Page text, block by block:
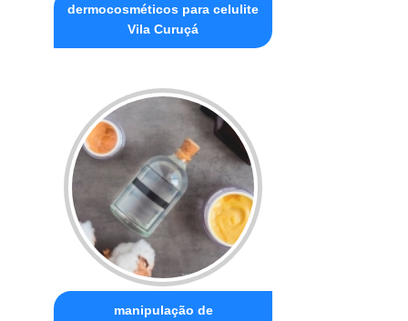
dermocosméticos para celulite
Vila Curuçá
manipulação de